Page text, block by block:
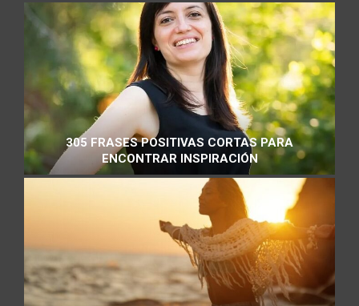
305 FRASES POSITIVAS CORTAS PARA
ENCONTRAR INSPIRACIÓN